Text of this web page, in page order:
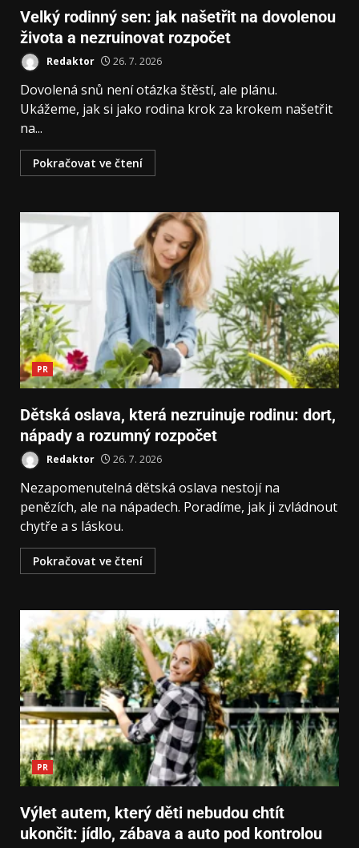
Velký rodinný sen: jak našetřit na dovolenou
života a nezruinovat rozpočet
Redaktor 26. 7. 2026
Dovolená snů není otázka štěstí, ale plánu.
Ukážeme, jak si jako rodina krok za krokem našetřit
na...
Pokračovat ve čtení
PR
Dětská oslava, která nezruinuje rodinu: dort,
nápady a rozumný rozpočet
Redaktor 26. 7. 2026
Nezapomenutelná dětská oslava nestojí na
penězích, ale na nápadech. Poradíme, jak ji zvládnout
chytře a s láskou.
Pokračovat ve čtení
PR
Výlet autem, který děti nebudou chtít
ukončit: jídlo, zábava a auto pod kontrolou